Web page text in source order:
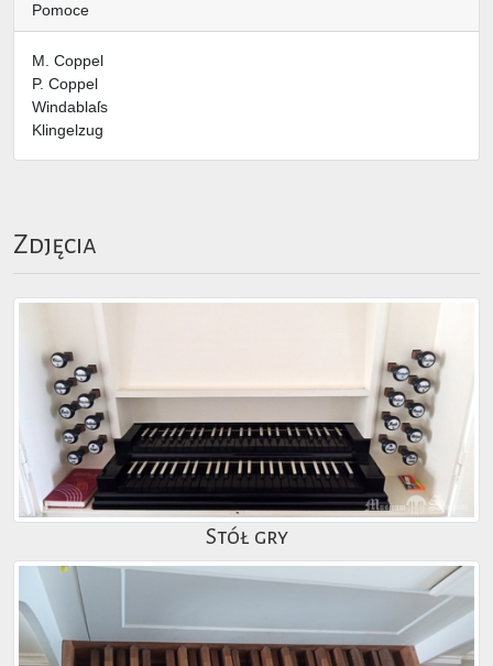
Pomoce
M. Coppel
P. Coppel
Windablaſs
Klingelzug
Zdjęcia
Stół gry